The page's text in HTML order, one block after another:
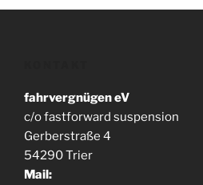
fahrvergnügen eV
c/o fastforward suspension
Gerberstraße 4
54290 Trier
Mail: